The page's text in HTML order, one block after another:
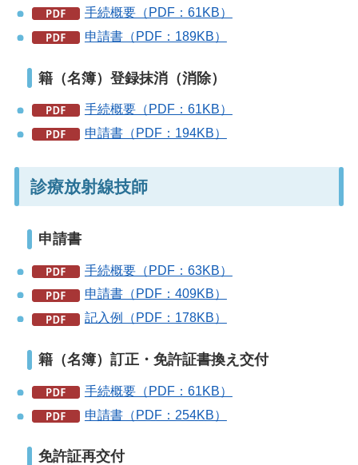
手続概要（PDF：61KB）
申請書（PDF：189KB）
籍（名簿）登録抹消（消除）
手続概要（PDF：61KB）
申請書（PDF：194KB）
診療放射線技師
申請書
手続概要（PDF：63KB）
申請書（PDF：409KB）
記入例（PDF：178KB）
籍（名簿）訂正・免許証書換え交付
手続概要（PDF：61KB）
申請書（PDF：254KB）
免許証再交付